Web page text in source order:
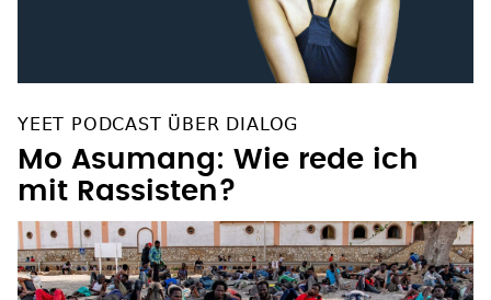
YEET PODCAST ÜBER DIALOG
Mo Asumang: Wie rede ich
mit Rassisten?